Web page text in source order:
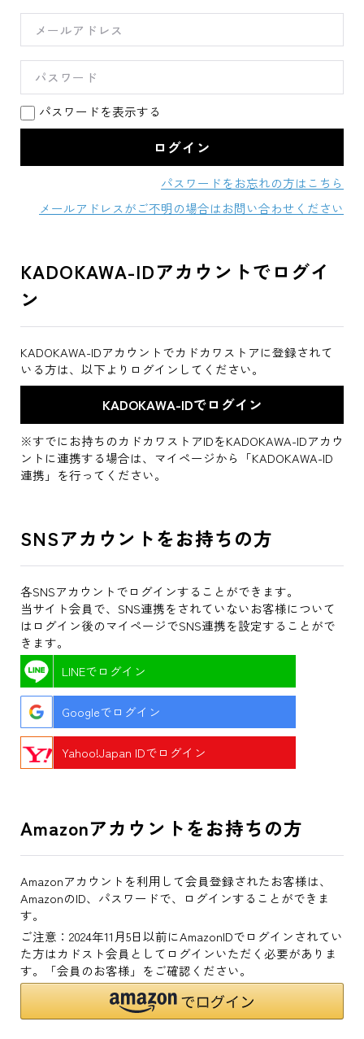
パスワードを表示する
パスワードをお忘れの方はこちら
メールアドレスがご不明の場合はお問い合わせください
KADOKAWA-IDアカウントでログイ
ン
KADOKAWA-IDアカウントでカドカワストアに登録されて
いる方は、以下よりログインしてください。
※すでにお持ちのカドカワストアIDをKADOKAWA-IDアカウ
ントに連携する場合は、マイページから「KADOKAWA-ID
連携」を行ってください。
SNSアカウントをお持ちの方
各SNSアカウントでログインすることができます。
当サイト会員で、SNS連携をされていないお客様について
はログイン後のマイページでSNS連携を設定することがで
きます。
LINEでログイン
Googleでログイン
Yahoo!Japan IDでログイン
Amazonアカウントをお持ちの方
Amazonアカウントを利用して会員登録されたお客様は、
AmazonのID、パスワードで、ログインすることができま
す。
ご注意：2024年11月5日以前にAmazonIDでログインされてい
た方はカドスト会員としてログインいただく必要がありま
す。「会員のお客様」をご確認ください。